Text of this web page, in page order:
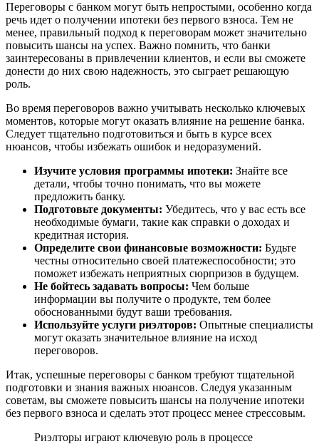
Переговоры с банком могут быть непростыми, особенно когда
речь идет о получении ипотеки без первого взноса. Тем не
менее, правильный подход к переговорам может значительно
повысить шансы на успех. Важно помнить, что банки
заинтересованы в привлечении клиентов, и если вы сможете
донести до них свою надежность, это сыграет решающую
роль.
Во время переговоров важно учитывать несколько ключевых
моментов, которые могут оказать влияние на решение банка.
Следует тщательно подготовиться и быть в курсе всех
нюансов, чтобы избежать ошибок и недоразумений.
Изучите условия программы ипотеки: Знайте все
детали, чтобы точно понимать, что вы можете
предложить банку.
Подготовьте документы: Убедитесь, что у вас есть все
необходимые бумаги, такие как справки о доходах и
кредитная история.
Определите свои финансовые возможности: Будьте
честны относительно своей платежеспособности; это
поможет избежать неприятных сюрпризов в будущем.
Не бойтесь задавать вопросы: Чем больше
информации вы получите о продукте, тем более
обоснованными будут ваши требования.
Используйте услуги риэлторов: Опытные специалисты
могут оказать значительное влияние на исход
переговоров.
Итак, успешные переговоры с банком требуют тщательной
подготовки и знания важных нюансов. Следуя указанным
советам, вы сможете повысить шансы на получение ипотеки
без первого взноса и сделать этот процесс менее стрессовым.
Риэлторы играют ключевую роль в процессе